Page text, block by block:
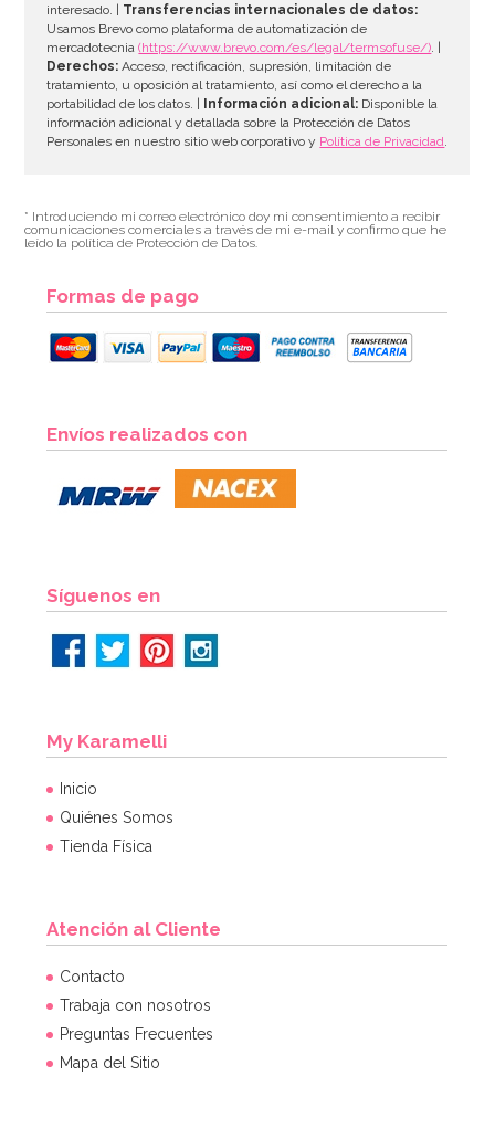
AÑADIR
26,95€ 25,33€
Molde para 6 helados tipo chupachus
15,49€
interesado. | Transferencias internacionales de datos:
Usamos Brevo como plataforma de automatización de
mercadotecnia(https://www.brevo.com/es/legal/termsofuse/). |
Derechos: Acceso, rectificación, supresión, limitación de
tratamiento, u oposición al tratamiento, así como el derecho a la
portabilidad de los datos. |
Información adicional: Disponible la
información adicional y detallada sobre la Protección de Datos
Personales en nuestro sitio web corporativo y Política de Privacidad.
* Introduciendo mi correo electrónico doy mi consentimiento a recibir
comunicaciones comerciales a través de mi e-mail y confirmo que he
leído la política de Protección de Datos.
Formas de pago
Envíos realizados con
Síguenos en
My Karamelli
Inicio
Quiénes Somos
Tienda Física
Atención al Cliente
Contacto
Trabaja con nosotros
Preguntas Frecuentes
Mapa del Sitio